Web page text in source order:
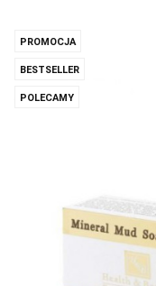
PROMOCJA
BESTSELLER
POLECAMY